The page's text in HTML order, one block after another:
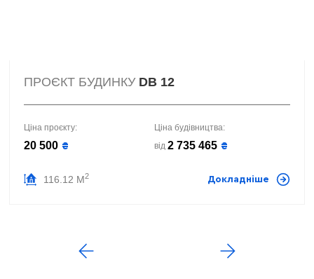
ПРОЄКТ БУДИНКУ DB 12
Ціна проєкту:
20 500 ₴
Ціна будівництва:
від 2 735 465 ₴
116.12 М2 Докладніше